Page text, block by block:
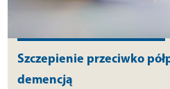
Szczepienie przeciwko
demencją